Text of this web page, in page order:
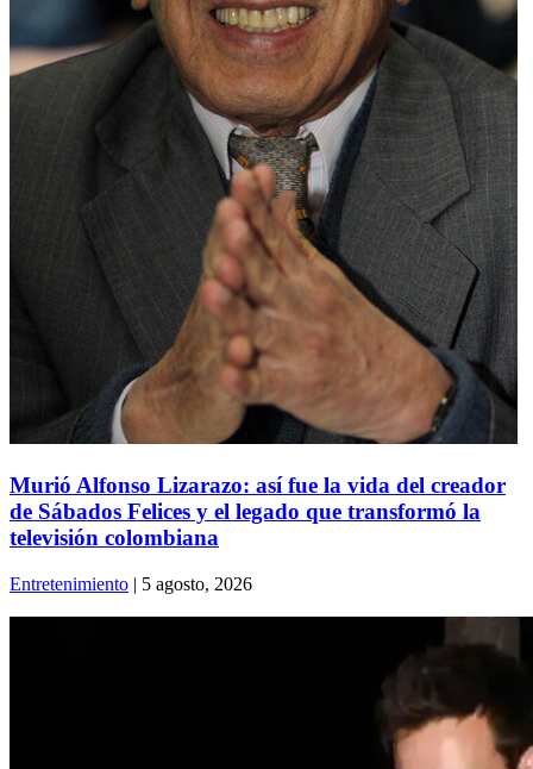
Murió Alfonso Lizarazo: así fue la vida del creador
de Sábados Felices y el legado que transformó la
televisión colombiana
Entretenimiento | 5 agosto, 2026